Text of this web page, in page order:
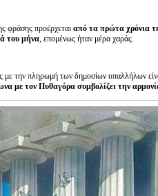
φράσης προέρχεται από τα πρώτα χρόνια
του μήνα, επομένως ήταν μέρα χαράς.
με την πληρωμή των δημοσίων υπαλλήλων
με τον Πυθαγόρα συμβολίζει την